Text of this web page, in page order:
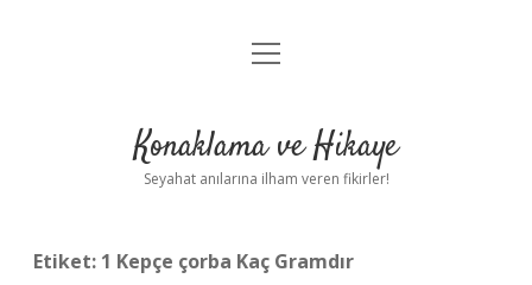
Anasayfa
Yasal Uyarı
menüyü
Konaklama ve Hikaye
Seyahat anılarına ilham veren fikirler!
Etiket: 1 Kepçe çorba Kaç Gramdır